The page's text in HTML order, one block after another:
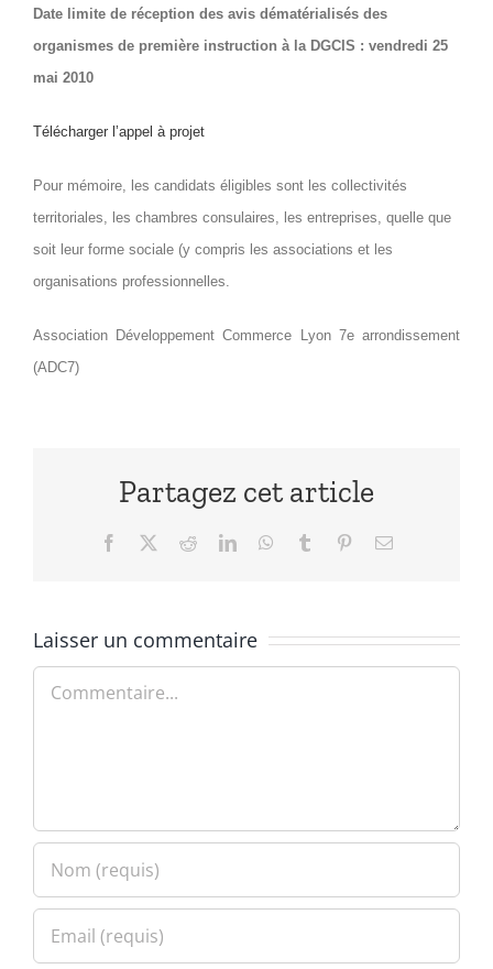
Date limite de réception des avis dématérialisés des
organismes de première instruction à la DGCIS : vendredi 25
mai 2010
Télécharger l’appel à projet
Pour mémoire, les candidats éligibles sont les collectivités
territoriales, les chambres consulaires, les entreprises, quelle que
soit leur forme sociale (y compris les associations et les
organisations professionnelles.
Association Développement Commerce Lyon 7e arrondissement
(ADC7)
Partagez cet article
Facebook RedditLinkedInWhatsApp
Tumblr PinterestEmail
Laisser un commentaire
Commentaire